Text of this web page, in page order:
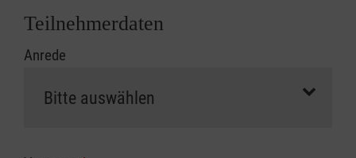
Abrechnungsunterlagen spätestens zu
erfolgt eine Abrechnung der vollen Kursgebühr
Die notwendigen Formulare für die
zuständigen Berufsgenossenschaft oder
Teilnehmerdaten
Anrede